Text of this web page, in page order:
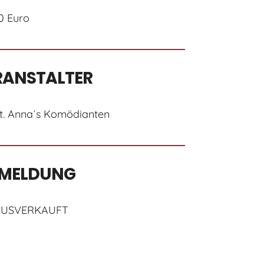
Euro
Anna´s Komödianten